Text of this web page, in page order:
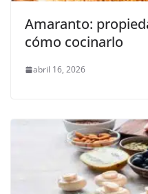
Amaranto:
cómo cocinarlo
abril 16, 2026